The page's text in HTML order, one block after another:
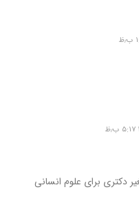
دکتری برای علوم انسانی